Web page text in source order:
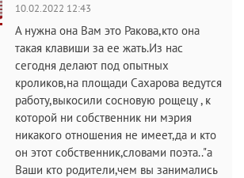
10.02.2022 12:43
А нужна она Вам это Ракова,кто она
такая клавиши за ее жать.Из нас
сегодня делают под опытных
кроликов,на площади Сахарова ведутся
работу,выкосили сосновую рощецу , к
которой ни собственник ни мэрия
никакого отношения не имеет,да и кто
он этот собственник,словами поэта.."а
Ваши кто родители,чем вы занимались